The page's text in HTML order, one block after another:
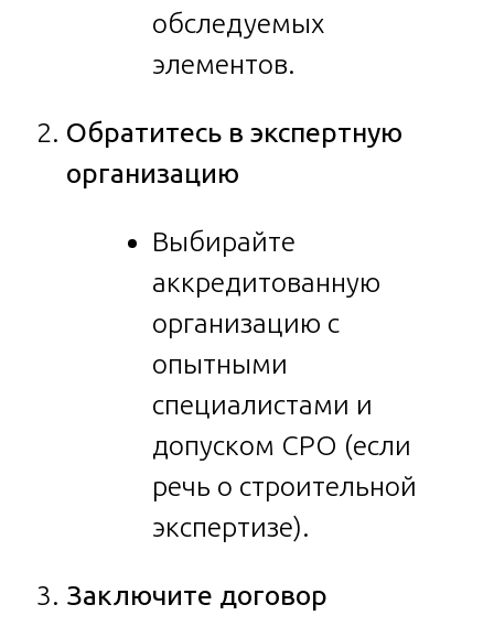
обследуемых
элементов.
Обратитесь в экспертную
организацию
Выбирайте
аккредитованную
организацию с
опытными
специалистами и
допуском СРО (если
речь о строительной
экспертизе).
Заключите договор